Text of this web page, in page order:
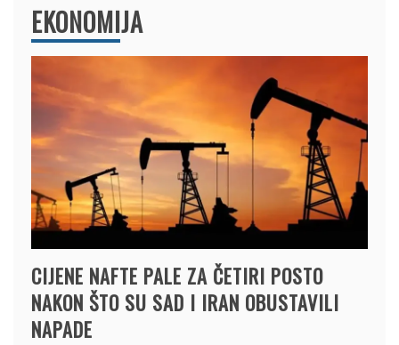
EKONOMIJA
CIJENE NAFTE PALE ZA ČETIRI POSTO
NAKON ŠTO SU SAD I IRAN OBUSTAVILI
NAPADE